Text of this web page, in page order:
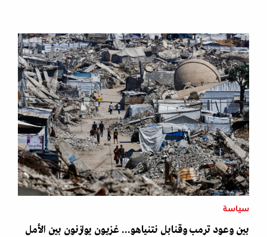
سياسة
بين وعود ترمب وقنابل نتنياهو... غزيون يوازنون بين الأمل